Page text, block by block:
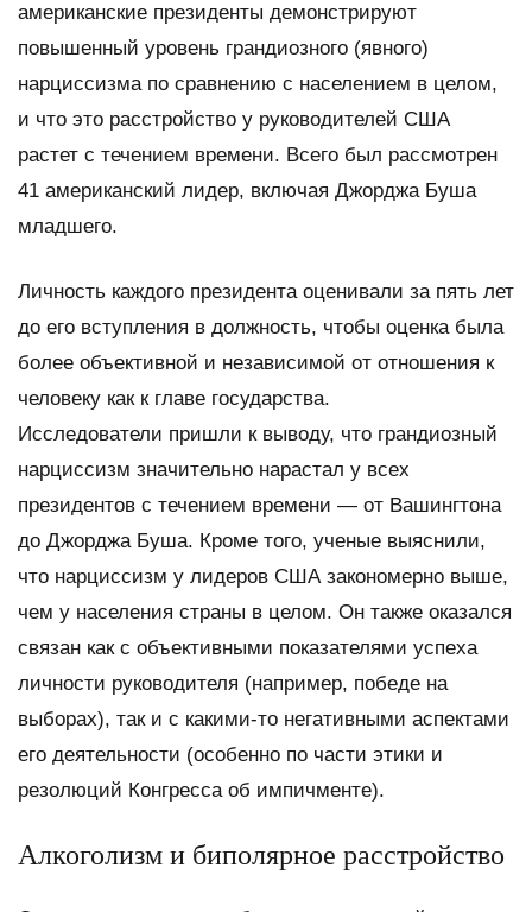
американские президенты демонстрируют
повышенный уровень грандиозного (явного)
нарциссизма по сравнению с населением в целом,
и что это расстройство у руководителей США
растет с течением времени. Всего был рассмотрен
41 американский лидер, включая Джорджа Буша
младшего.
Личность каждого президента оценивали за пять лет
до его вступления в должность, чтобы оценка была
более объективной и независимой от отношения к
человеку как к главе государства.
Исследователи пришли к выводу, что грандиозный
нарциссизм значительно нарастал у всех
президентов с течением времени — от Вашингтона
до Джорджа Буша. Кроме того, ученые выяснили,
что нарциссизм у лидеров США закономерно выше,
чем у населения страны в целом. Он также оказался
связан как с объективными показателями успеха
личности руководителя (например, победе на
выборах), так и с какими-то негативными аспектами
его деятельности (особенно по части этики и
резолюций Конгресса об импичменте).
Алкоголизм и биполярное расстройство